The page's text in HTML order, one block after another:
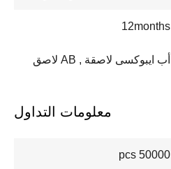
12months
أب ايبوكسى لاصقة , AB لاصق
معلومات التداول
50000 pcs